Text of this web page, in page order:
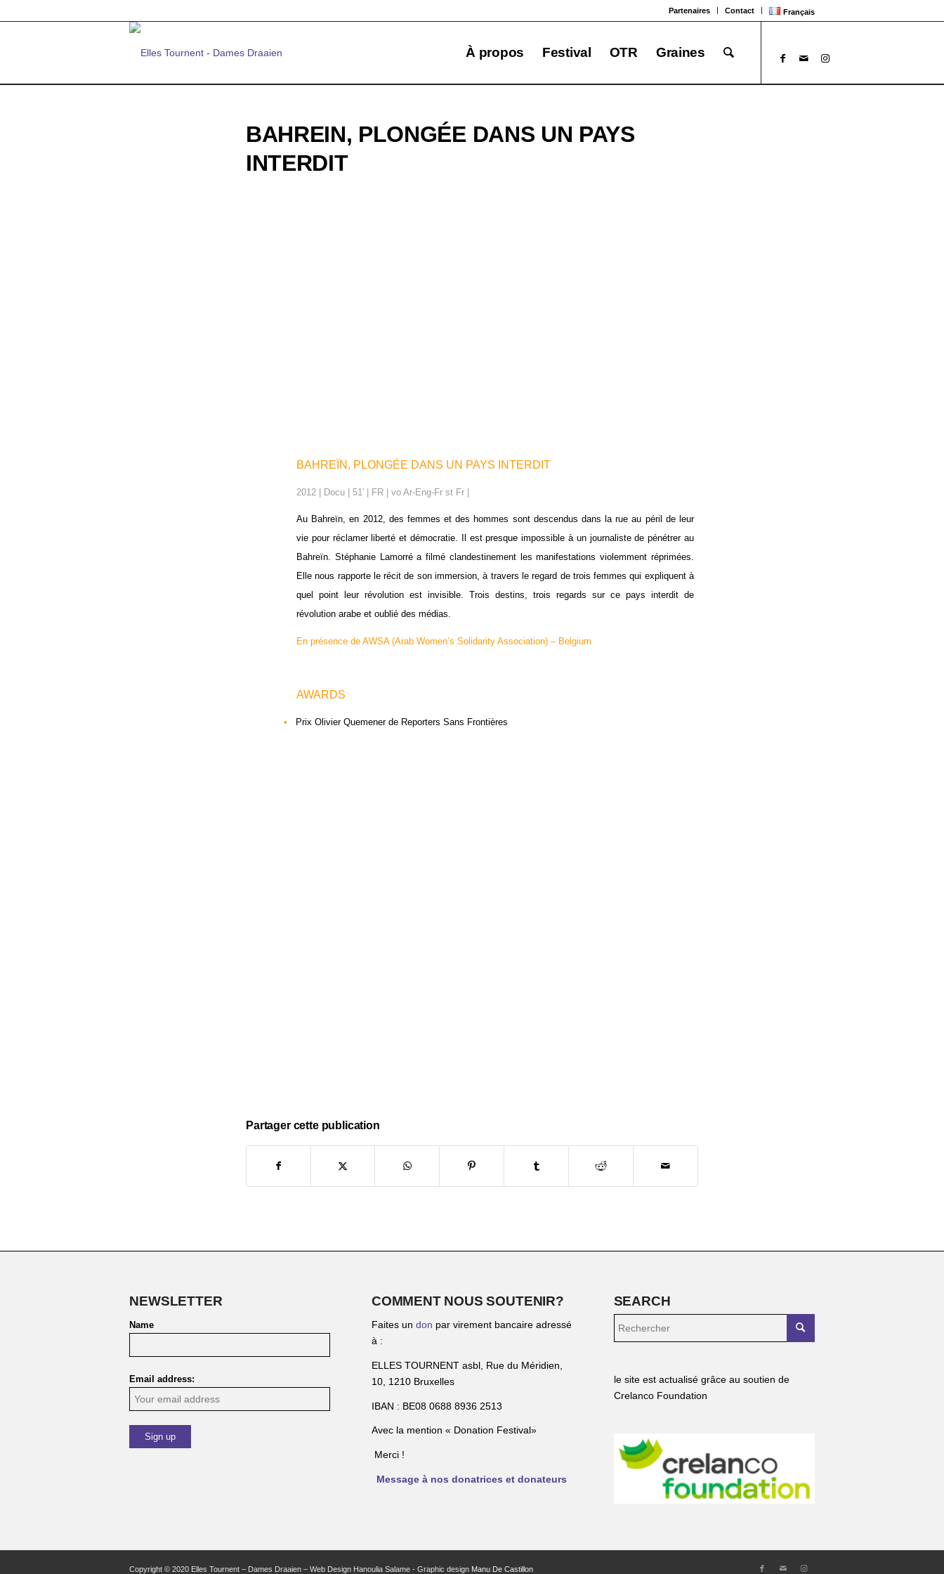
Partenaires Contact Français
À propos Festival OTR Graines
BAHREIN, PLONGÉE DANS UN PAYS
INTERDIT
BAHREÏN, PLONGÉE DANS UN PAYS INTERDIT
2012 | Docu | 51′ | FR | vo Ar-Eng-Fr st Fr |
Au Bahreïn, en 2012, des femmes et des hommes sont descendus dans la rue au péril de leur
vie pour réclamer liberté et démocratie. Il est presque impossible à un journaliste de pénétrer au
Bahreïn. Stéphanie Lamorré a filmé clandestinement les manifestations violemment réprimées.
Elle nous rapporte le récit de son immersion, à travers le regard de trois femmes qui expliquent à
quel point leur révolution est invisible. Trois destins, trois regards sur ce pays interdit de
révolution arabe et oublié des médias.
En présence de AWSA (Arab Women’s Solidarity Association) – Belgium
AWARDS
• Prix Olivier Quemener de Reporters Sans Frontières
Partager cette publication
NEWSLETTER
Name
Email address:
COMMENT NOUS SOUTENIR?
Faites un don par virement bancaire adressé
à :
ELLES TOURNENT asbl, Rue du Méridien,
10, 1210 Bruxelles
IBAN : BE08 0688 8936 2513
Avec la mention « Donation Festival»
Merci !
Message à nos donatrices et donateurs
SEARCH
le site est actualisé grâce au soutien de
Crelanco Foundation
Copyright © 2020 Elles Tournent – Dames Draaien – Web Design Hanoulia Salame - Graphic design Manu De Castillon